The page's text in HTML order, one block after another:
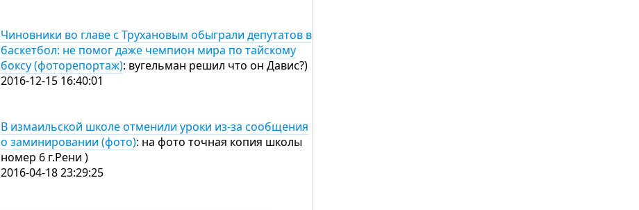
Чиновники во главе с Трухановым обыграли депутатов в
баскетбол: не помог даже чемпион мира по тайскому
боксу (фоторепортаж): вугельман решил что он Давис?)
2016-12-15 16:40:01
В измаильской школе отменили уроки из-за сообщения
о заминировании (фото): на фото точная копия школы
номер 6 г.Рени )
2016-04-18 23:29:25